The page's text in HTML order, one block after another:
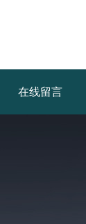
在线留言